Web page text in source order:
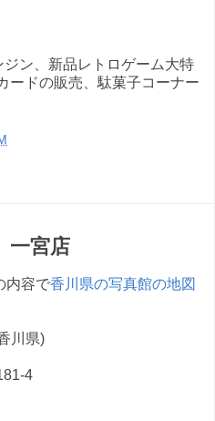
ン、新品レトロゲーム大特
ードの販売、駄菓子コーナー
一宮店
内容で香川県の写真館の地図
川県)
4